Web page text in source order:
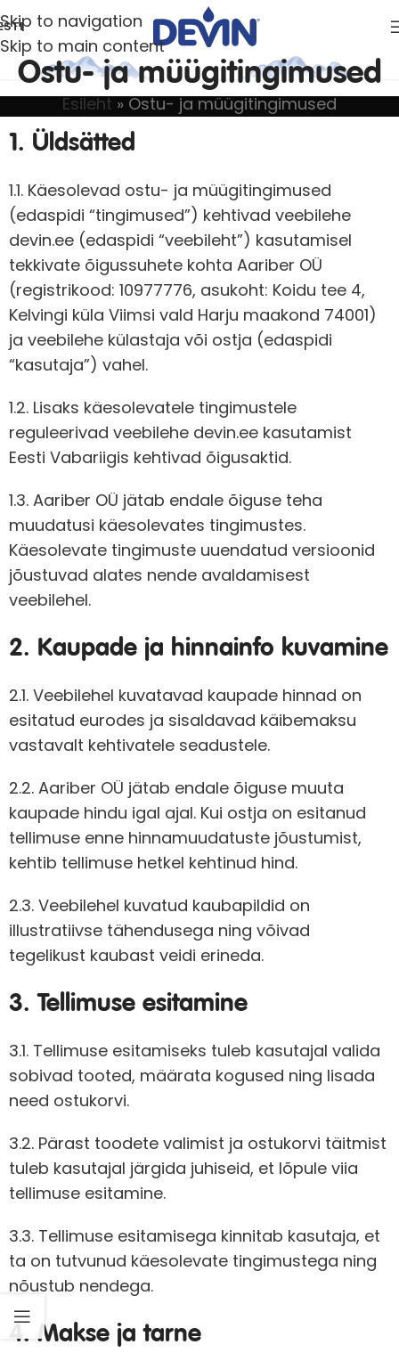
Skip to navigation
Skip to main content
Ostu- ja müügitingimused
Esileht»Ostu- ja müügitingimused
1. Üldsätted
1.1. Käesolevad ostu- ja müügitingimused
(edaspidi “tingimused”) kehtivad veebilehe
devin.ee (edaspidi “veebileht”) kasutamisel
tekkivate õigussuhete kohta Aariber OÜ
(registrikood: 10977776, asukoht: Koidu tee 4,
Kelvingi küla Viimsi vald Harju maakond 74001)
ja veebilehe külastaja või ostja (edaspidi
“kasutaja”) vahel.
1.2. Lisaks käesolevatele tingimustele
reguleerivad veebilehe devin.ee kasutamist
Eesti Vabariigis kehtivad õigusaktid.
1.3. Aariber OÜ jätab endale õiguse teha
muudatusi käesolevates tingimustes.
Käesolevate tingimuste uuendatud versioonid
jõustuvad alates nende avaldamisest
veebilehel.
2. Kaupade ja hinnainfo kuvamine
2.1. Veebilehel kuvatavad kaupade hinnad on
esitatud eurodes ja sisaldavad käibemaksu
vastavalt kehtivatele seadustele.
2.2. Aariber OÜ jätab endale õiguse muuta
kaupade hindu igal ajal. Kui ostja on esitanud
tellimuse enne hinnamuudatuste jõustumist,
kehtib tellimuse hetkel kehtinud hind.
2.3. Veebilehel kuvatud kaubapildid on
illustratiivse tähendusega ning võivad
tegelikust kaubast veidi erineda.
3. Tellimuse esitamine
3.1. Tellimuse esitamiseks tuleb kasutajal valida
sobivad tooted, määrata kogused ning lisada
need ostukorvi.
3.2. Pärast toodete valimist ja ostukorvi täitmist
tuleb kasutajal järgida juhiseid, et lõpule viia
tellimuse esitamine.
3.3. Tellimuse esitamisega kinnitab kasutaja, et
ta on tutvunud käesolevate tingimustega ning
nõustub nendega.
4. Makse ja tarne